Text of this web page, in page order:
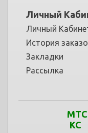
Личный
Личный
История
Закладки
Рассылка
МТС
КС